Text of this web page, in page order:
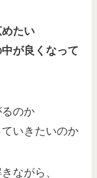
たい
が良くなって
のか
いきたいのか
ながら、